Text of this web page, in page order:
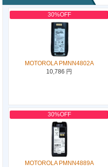
30%OFF
MOTOROLA PMNN4802A
10,786 円
30%OFF
MOTOROLA PMNN4889A